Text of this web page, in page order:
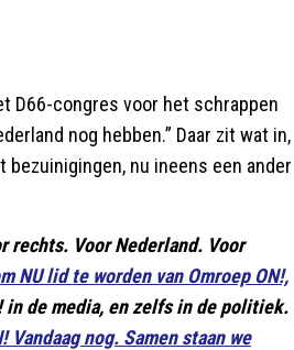
D66-congres voor het schrappen
nog hebben.” Daar zit wat in,
nu ineens een ander
rechts. Voor Nederland. Voor
NU lid te worden van Omroep ON!,
in de media, en zelfs in de politiek.
nog. Samen staan we